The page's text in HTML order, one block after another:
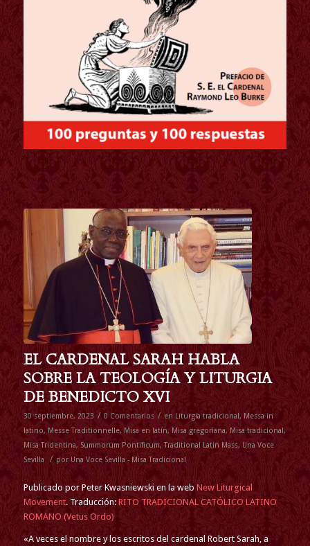
EL CARDENAL SARAH HABLA
SOBRE LA TEOLOGÍA Y LITURGIA
DE BENEDICTO XVI
30 septiembre, 2023 / 0 Comentarios / en Liturgia tradicional, Messa in
latino, Messe Traditionnelle, Misa en latín, Misa gregoriana, Misa tradicional,
Misa Tridentina, Summorum Pontificum, Traditional Latin Mass, Una Voce
Sevilla
/ por Una Voce Sevilla - Misa Tradicional
Publicado por Peter Kwasniewski en la web New Liturgical
Movement. Traducción: RITO TRADICIONAL CATÓLICO LATINO
ROMANO (Vetus Ordo)
«A veces el nombre y los escritos del cardenal Robert Sarah, a